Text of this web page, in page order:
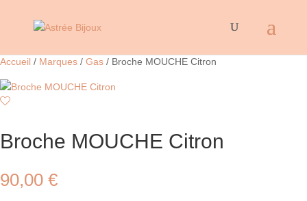
Accueil / Marques / Gas / Broche MOUCHE Citron
Broche MOUCHE Citron
90,00 €